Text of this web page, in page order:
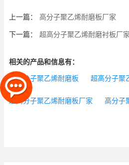
上一篇： 高分子聚乙烯耐磨板厂家
下一篇： 超高分子聚乙烯耐磨衬板厂家
相关的产品和信息有：
超高分子聚乙烯耐磨板 超高分子聚
超高分子聚乙烯耐磨板厂家 高分子